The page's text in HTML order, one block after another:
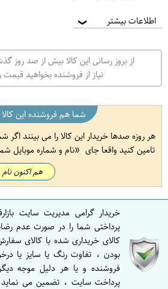
اطلاعات بیشتر ❯
از بروز رسانی این کالا بیش از صد
نیاز از فروشنده بخواهید قیمت
شما هم فروشنده این
هر روزه صدها خریدار این کالا را می بینند اگر
تامین کنید واقعا جای
نام و شماره موبایل
هم اکنون نام
خریدار گرامی مدیریت سایت
پرداختی شما را در صورت عدم
کالای خریداری شده با کالای
بودن ، تفاوت رنگ یا سایز یا
فروشنده و یا هر دلیل موجه
پرداخت سایت ، تضمین می